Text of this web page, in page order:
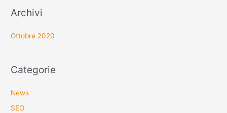
Archivi
Ottobre 2020
Categorie
News
SEO